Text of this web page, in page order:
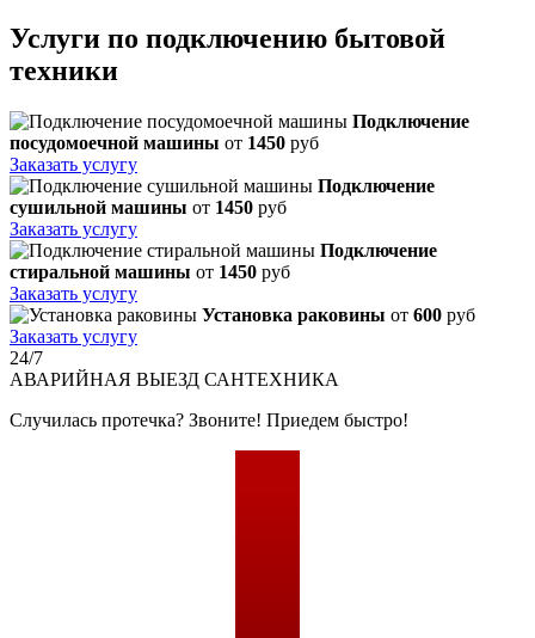
Услуги по подключению бытовой
техники
Подключение
посудомоечной машины от 1450 руб
Заказать услугу
Подключение
сушильной машины от 1450 руб
Заказать услугу
Подключение
стиральной машины от 1450 руб
Заказать услугу
Установка раковины от 600 руб
Заказать услугу
24/7
АВАРИЙНАЯ ВЫЕЗД САНТЕХНИКА
Случилась протечка? Звоните! Приедем быстро!